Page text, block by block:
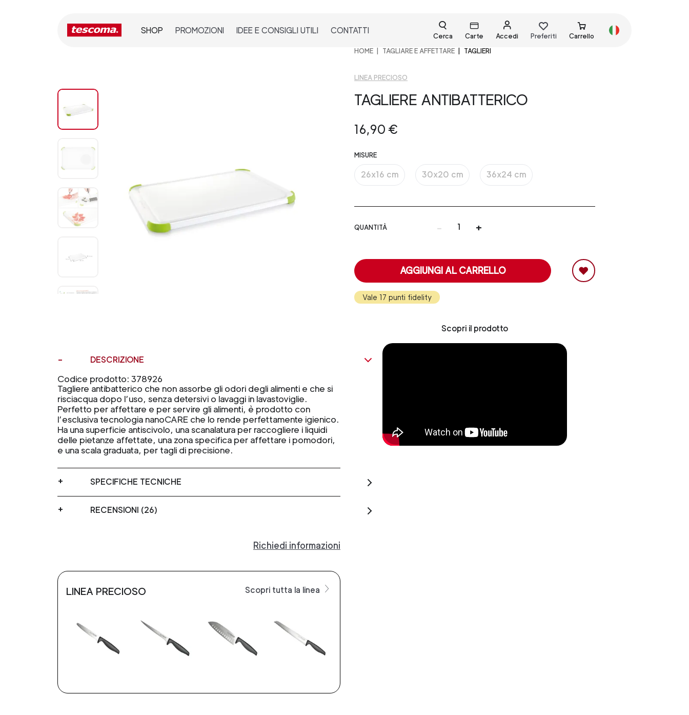
SHOP PROMOZIONI IDEE E CONSIGLI UTILI CONTATTI
Cerca Carte Accedi Preferiti Carrello
DESCRIZIONE
Codice prodotto: 378926
Tagliere antibatterico che non assorbe gli odori degli alimenti e che si
risciacqua dopo l’uso, senza detersivi o lavaggi in lavastoviglie.
Perfetto per affettare e per servire gli alimenti, è prodotto con
l’esclusiva tecnologia nanoCARE che lo rende perfettamente igienico.
Ha una superficie antiscivolo, una scanalatura per raccogliere i liquidi
delle pietanze affettate, una zona specifica per affettare i pomodori,
e una scala graduata, per tagli di precisione.
SPECIFICHE TECNICHE
RECENSIONI (26)
Richiedi informazioni
LINEA PRECIOSO Scopri tutta la linea
HOME TAGLIARE E AFFETTARE TAGLIERI
LINEA PRECIOSO
TAGLIERE ANTIBATTERICO
16,90 €
MISURE
26x16 cm 30x20 cm 36x24 cm
QUANTITÀ - +
AGGIUNGI AL CARRELLO
Vale 17 punti fidelity
Scopri il prodotto